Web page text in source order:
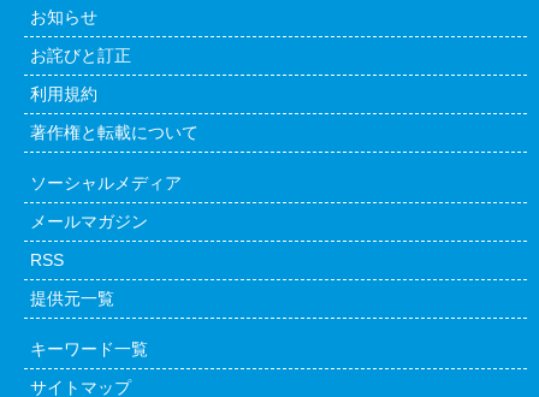
お知らせ
お詫びと訂正
利用規約
著作権と転載について
ソーシャルメディア
メールマガジン
RSS
提供元一覧
キーワード一覧
サイトマップ